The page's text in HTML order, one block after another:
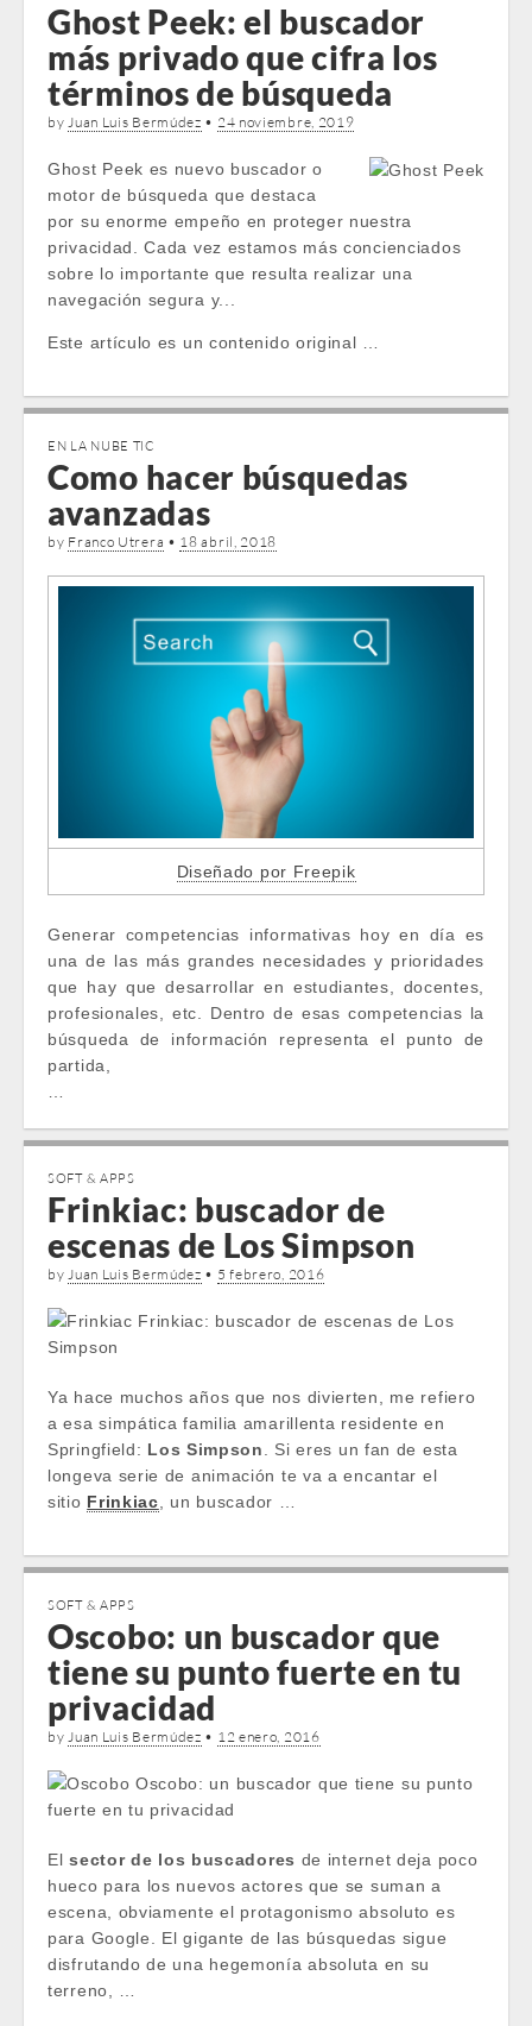
Ghost Peek: el buscador
más privado que cifra los
términos de búsqueda
byJuan Luis Bermúdez • 24 noviembre, 2019
Ghost Peek es nuevo buscador o
motor de búsqueda que destaca
por su enorme empeño en proteger nuestra
privacidad. Cada vez estamos más concienciados
sobre lo importante que resulta realizar una
navegación segura y...
Este artículo es un contenido original …
EN LA NUBE TIC
Como hacer búsquedas
avanzadas
by Franco Utrera • 18 abril, 2018
Diseñado por Freepik
Generar competencias informativas hoy en día es
una de las más grandes necesidades y prioridades
que hay que desarrollar en estudiantes, docentes,
profesionales, etc. Dentro de esas competencias la
búsqueda de información representa el punto de
partida,
SOFT & APPS
Frinkiac: buscador de
escenas de Los Simpson
byJuan Luis Bermúdez • 5 febrero, 2016
Ya hace muchos años que nos divierten, me refiero
a esa simpática familia amarillenta residente en
Springfield: Los Simpson
. Si eres un fan de esta
longeva serie de animación te va a encantar el
sitio Frinkiac , un buscador …
SOFT & APPS
Oscobo: un buscador que
tiene su punto fuerte en tu
privacidad
byJuan Luis Bermúdez • 12 enero, 2016
Elsector de los buscadores de internet deja poco
hueco para los nuevos actores que se suman a
escena, obviamente el protagonismo absoluto es
para Google. El gigante de las búsquedas sigue
disfrutando de una hegemonía absoluta en su
terreno, …